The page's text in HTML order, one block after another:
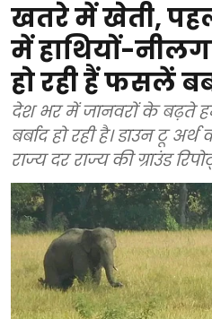
खतरे में खेती,
में हाथियों-
हो रही हैं फसलें
देश भर में जानवरों के बढ़ते
बर्बाद हो रही है। डाउन टू
राज्य दर राज्य की ग्राउंड